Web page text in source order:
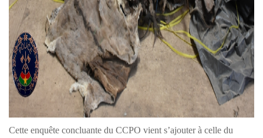
Cette enquête concluante du CCPO vient s’ajouter à celle du